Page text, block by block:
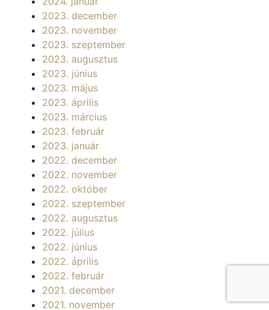
2023. december
2023. november
2023. szeptember
2023. augusztus
2023. június
2023. május
2023. április
2023. március
2023. február
2023. január
2022. december
2022. november
2022. október
2022. szeptember
2022. augusztus
2022. július
2022. június
2022. április
2022. február
2021. december
2021. november